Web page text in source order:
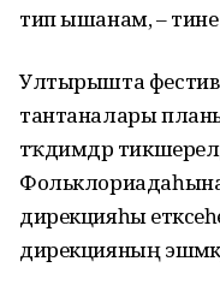
тип ышанам, –
Ултырышта
тантаналары
тәҡдимдәр
Фольклориадаһына
дирекцияһы
дирекцияның